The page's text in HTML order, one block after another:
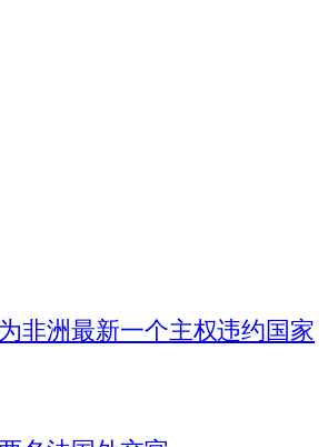
非洲最新一个主权违约国家